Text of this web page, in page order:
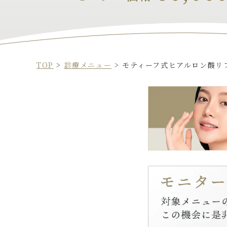
TOP > 診療メニュー > モティーフ式ヒアルロン酸リ